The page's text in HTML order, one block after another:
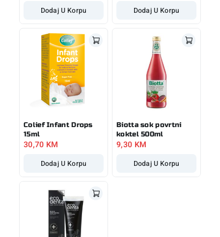
Dodaj U Korpu Dodaj U Korpu
Colief Infant Drops
15ml
30,70 KM
Dodaj U Korpu
Biotta sok povrtni
koktel 500ml
9,30 KM
Dodaj U Korpu